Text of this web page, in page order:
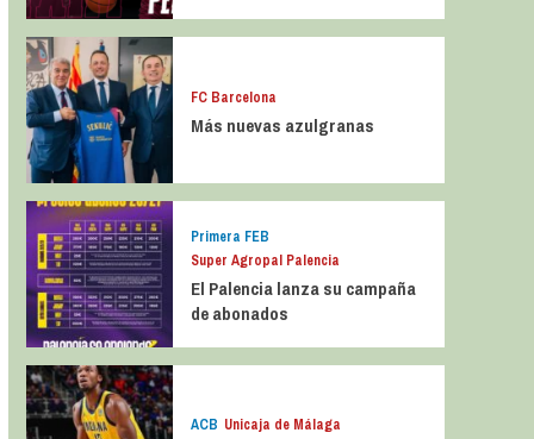
FC Barcelona
Más nuevas azulgranas
Primera FEB
Super Agropal Palencia
El Palencia lanza su campaña
de abonados
ACB Unicaja de Málaga